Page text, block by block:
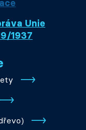
Unie
1937